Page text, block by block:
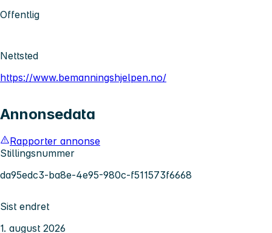
Offentlig
Nettsted
https://www.bemanningshjelpen.no/
Annonsedata
Rapporter annonse
Stillingsnummer
da95edc3-ba8e-4e95-980c-f511573f6668
Sist endret
1. august 2026